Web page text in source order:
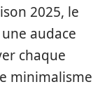
2025, le
audace
chaque
minimalisme